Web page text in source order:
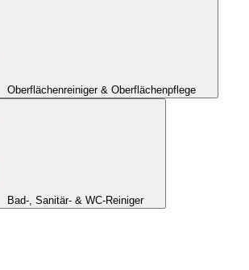
Oberflächenreiniger & Oberflächenpflege
Bad-, Sanitär- & WC-Reiniger